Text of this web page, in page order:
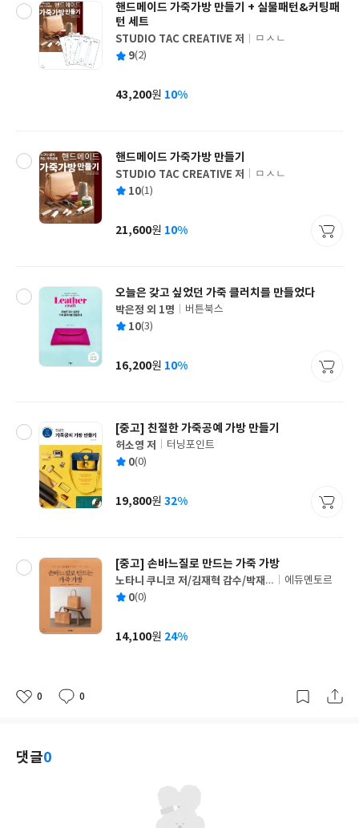
핸드메이드 가죽가방 만들기 + 실물패턴&커팅패
턴 세트
글
쓴
STUDIO TAC CREATIVE 저
출
사
ㅁㅅㄴ
평 9(2)
가
43,200원 10%
핸드메이드 가죽가방 만들기
글
쓴
STUDIO TAC CREATIVE 저
출
사
ㅁㅅㄴ
평 10(1)
가
21,600원 10%
오늘은 갖고 싶었던 가죽 클러치를 만들었다
글
쓴
박은정 외 1명
출
사
버튼북스
평 10(3)
가
16,200원 10%
[중고] 친절한 가죽공예 가방 만들기
글
쓴
허소영 저
출
사
터닝포인트
평 0(0)
가
19,800원 32%
[중고] 손바느질로 만드는 가죽 가방
글
쓴
노타니 쿠니코 저/김재혁 감수/박재
영 역
출
사
에듀멘토르
평 0(0)
가
14,100원 24%
좋
0
댓
0
작
댓글0